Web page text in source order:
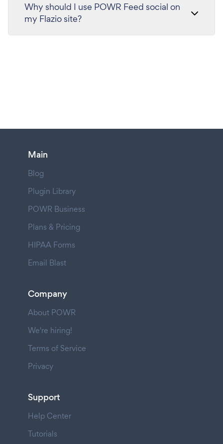
Why should I use POWR Feed social on
my Flazio site?
Main
Blog
Plugin Library
POWR Business
Plans & Pricing
HIPAA Forms
Email Blast
Company
About POWR
We're hiring!
Terms of Service
Privacy
Support
Help Center
Tutorials